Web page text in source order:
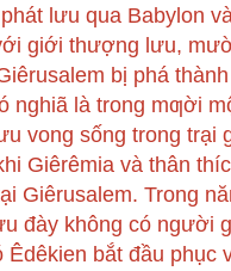
lưu qua Babylon
giới thượng lưu,
bị phá
nghiã là trong mƣời
vong sống trong trại
Giêrêmia và thân
Giêrusalem. Trong
đày không có người
Êdêkien bắt đầu phục